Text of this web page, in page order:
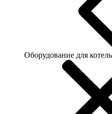
Оборудование для